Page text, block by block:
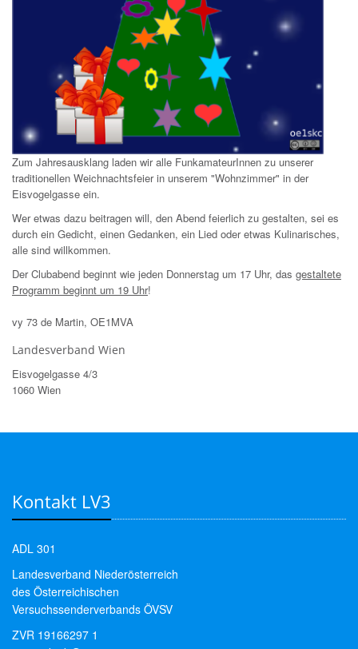
Zum Jahresausklang laden wir alle FunkamateurInnen zu unserer
traditionellen Weichnachtsfeier in unserem "Wohnzimmer" in der
Eisvogelgasse ein.
Wer etwas dazu beitragen will, den Abend feierlich zu gestalten, sei es
durch ein Gedicht, einen Gedanken, ein Lied oder etwas Kulinarisches,
alle sind willkommen.
Der Clubabend beginnt wie jeden Donnerstag um 17 Uhr, das gestaltete
Programm beginnt um 19 Uhr!
vy 73 de Martin, OE1MVA
Landesverband Wien
Eisvogelgasse 4/3
1060 Wien
Kontakt LV3
ADL 301
Landesverband Niederösterreich
des Österreichischen
Versuchssenderverbands ÖVSV
ZVR 19166297 1